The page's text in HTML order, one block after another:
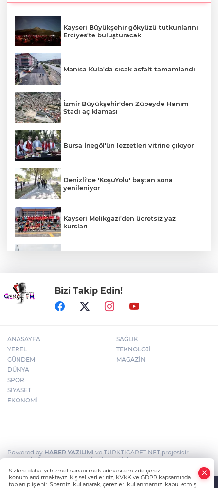
Kayseri Büyükşehir gökyüzü tutkunlarını
Erciyes'te buluşturacak
Manisa Kula'da sıcak asfalt tamamlandı
İzmir Büyükşehir'den Zübeyde Hanım
Stadı açıklaması
Bursa İnegöl'ün lezzetleri vitrine çıkıyor
Denizli'de 'KoşuYolu' baştan sona
yenileniyor
Kayseri Melikgazi'den ücretsiz yaz
kursları
Cevdet Yılmaz: Milli yetkinlik hamlesi ile
insan kaynağını güçlendiriyoruz
Bizi Takip Edin!
ANASAYFA
YEREL
GÜNDEM
DÜNYA
SPOR
SİYASET
EKONOMİ
SAĞLIK
TEKNOLOJİ
MAGAZİN
Powered by HABER YAZILIMI ve TURKTICARET.NET projesidir
Copyright© 2006-2026 Tüm hakları saklıdır.
Sizlere daha iyi hizmet sunabilmek adına sitemizde çerez
konumlandırmaktayız. Kişisel verileriniz, KVKK ve GDPR kapsamında
toplanıp işlenir. Sitemizi kullanarak, çerezleri kullanmamızı kabul etmiş